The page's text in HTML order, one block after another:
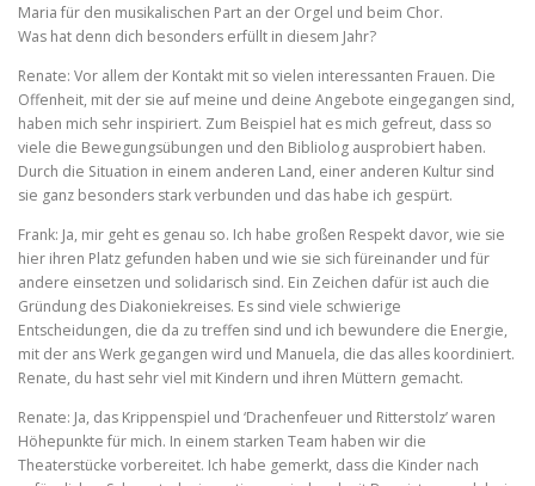
Maria für den musikalischen Part an der Orgel und beim Chor.
Was hat denn dich besonders erfüllt in diesem Jahr?
Renate: Vor allem der Kontakt mit so vielen interessanten Frauen. Die
Offenheit, mit der sie auf meine und deine Angebote eingegangen sind,
haben mich sehr inspiriert. Zum Beispiel hat es mich gefreut, dass so
viele die Bewegungsübungen und den Bibliolog ausprobiert haben.
Durch die Situation in einem anderen Land, einer anderen Kultur sind
sie ganz besonders stark verbunden und das habe ich gespürt.
Frank: Ja, mir geht es genau so. Ich habe großen Respekt davor, wie sie
hier ihren Platz gefunden haben und wie sie sich füreinander und für
andere einsetzen und solidarisch sind. Ein Zeichen dafür ist auch die
Gründung des Diakoniekreises. Es sind viele schwierige
Entscheidungen, die da zu treffen sind und ich bewundere die Energie,
mit der ans Werk gegangen wird und Manuela, die das alles koordiniert.
Renate, du hast sehr viel mit Kindern und ihren Müttern gemacht.
Renate: Ja, das Krippenspiel und ‘Drachenfeuer und Ritterstolz’ waren
Höhepunkte für mich. In einem starken Team haben wir die
Theaterstücke vorbereitet. Ich habe gemerkt, dass die Kinder nach